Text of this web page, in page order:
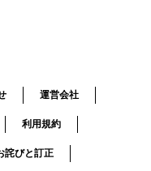
運営会社
利用規約
詫びと訂正